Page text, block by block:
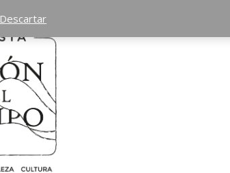
Descartar